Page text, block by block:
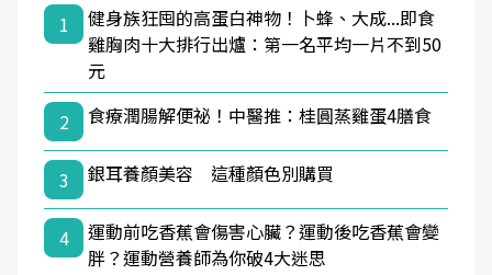
1
健身族狂囤的高蛋白神物！卜蜂、大成...即食
雞胸肉十大排行出爐：第一名平均一片不到50
元
2
食療潤腸解便祕！中醫推：桂圓蒸雞蛋4膳食
3 銀耳養顏美容 這種顏色別購買
4
運動前吃香蕉會傷害心臟？運動後吃香蕉會變
胖？運動營養師為你破4大迷思